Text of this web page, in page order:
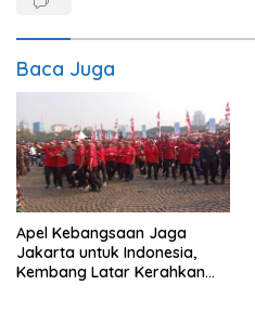
Baca Juga
Apel Kebangsaan Jaga
Jakarta untuk Indonesia,
Kembang Latar Kerahkan